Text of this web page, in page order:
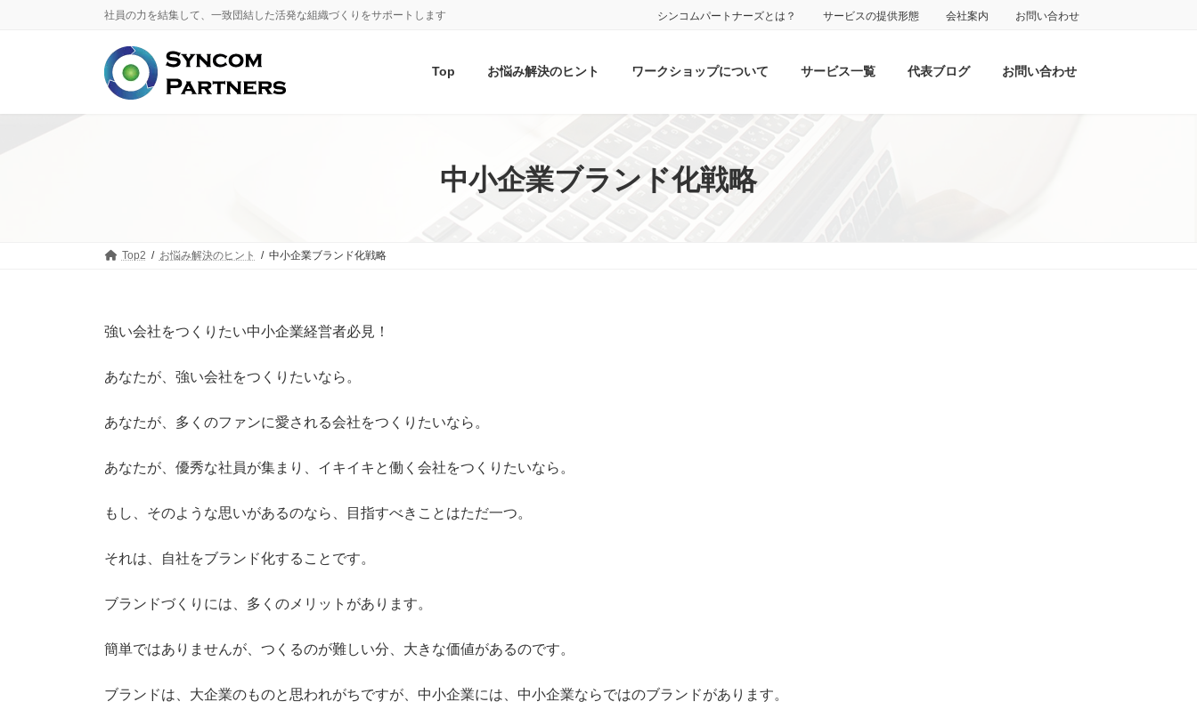
社員の力を結集して、一致団結した活発な組織づくりをサポートします シンコムパートナーズとは？ サービスの提供形態 会社案内 お問い合わせ
Top お悩み解決のヒント ワークショップについて サービス一覧 代表ブログ お問い合わせ
中小企業ブランド化戦略
Top2 お悩み解決のヒント 中小企業ブランド化戦略
強い会社をつくりたい中小企業経営者必見！
あなたが、強い会社をつくりたいなら。
あなたが、多くのファンに愛される会社をつくりたいなら。
あなたが、優秀な社員が集まり、イキイキと働く会社をつくりたいなら。
もし、そのような思いがあるのなら、目指すべきことはただ一つ。
それは、自社をブランド化することです。
ブランドづくりには、多くのメリットがあります。
簡単ではありませんが、つくるのが難しい分、大きな価値があるのです。
ブランドは、大企業のものと思われがちですが、中小企業には、中小企業ならではのブランドがあります。